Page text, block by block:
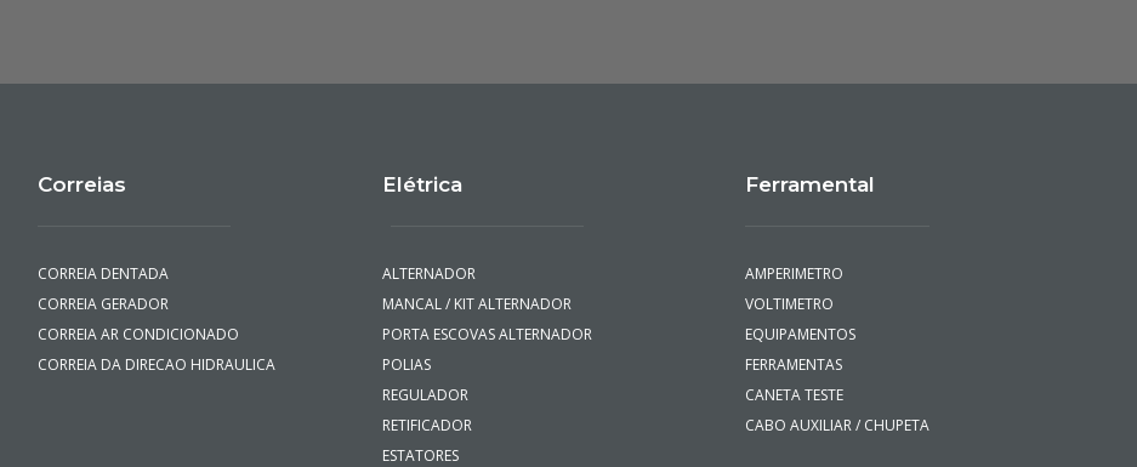
Correias
CORREIA DENTADA
CORREIA GERADOR
CORREIA AR CONDICIONADO
CORREIA DA DIRECAO HIDRAULICA
Elétrica
ALTERNADOR
MANCAL / KIT ALTERNADOR
PORTA ESCOVAS ALTERNADOR
POLIAS
REGULADOR
RETIFICADOR
ESTATORES
Ferramental
AMPERIMETRO
VOLTIMETRO
EQUIPAMENTOS
FERRAMENTAS
CANETA TESTE
CABO AUXILIAR / CHUPETA